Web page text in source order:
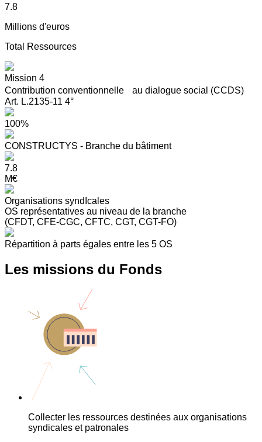
7.8
Millions d'euros
Total Ressources
Mission 4
Contribution conventionnelle au dialogue social (CCDS)
Art. L.2135-11 4°
100%
CONSTRUCTYS - Branche du bâtiment
7.8
M€
Organisations syndIcales
OS représentatives au niveau de la branche
(CFDT, CFE-CGC, CFTC, CGT, CGT-FO)
Répartition à parts égales entre les 5 OS
Les missions du Fonds
Collecter les ressources destinées aux organisations
syndicales et patronales